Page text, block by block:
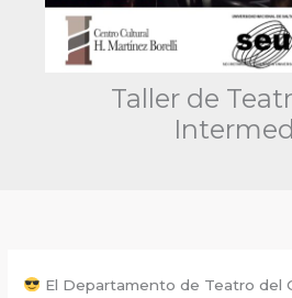
Taller de
El Departamento de Teatro del